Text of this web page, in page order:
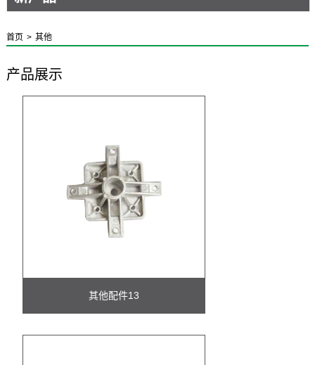
首页 > 其他
产品展示
其他配件13